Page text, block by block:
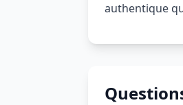
authentique